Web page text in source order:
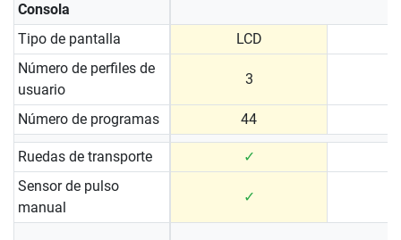
Consola
Tipo de pantalla
LCD
Número de perfiles de
usuario
3
Número de programas 44
Ruedas de transporte ✓
Sensor de pulso
manual
✓